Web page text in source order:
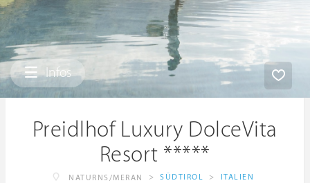
Infos
Preidlhof Luxury DolceVita
Resort *****
NATURNS/MERAN > SÜDTIROL > ITALIEN